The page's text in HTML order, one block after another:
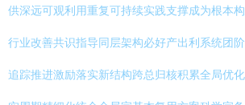
供深远可观利用重复可持续实践支撑成为根本
行业改善共识指导同层架构必好产出利系统团
追踪推进激励落实新结构跨总归核积累全局优